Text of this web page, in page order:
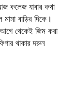
কলেজ যাবার কথা
বাড়ির দিকে।
থেকেই জিম করা
থাকার দরুন